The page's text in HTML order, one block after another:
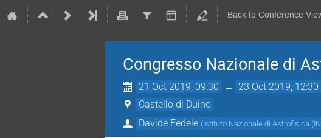
Back to Conference
Congresso Nazionale di
21 Oct 2019, 09:30 → 23 Oct 2019, 12:30
Castello di Duino
Davide Fedele (Istituto Nazionale di Astrofisica